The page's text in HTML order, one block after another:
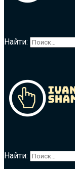
Найти:
Найти: